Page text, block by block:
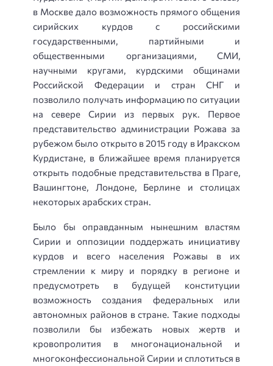
в Москве дало возможность прямого общения
сирийских курдов с российскими
государственными, партийными и
общественными организациями, СМИ,
научными кругами, курдскими общинами
Российской Федерации и стран СНГ и
позволило получать информацию по ситуации
на севере Сирии из первых рук. Первое
представительство администрации Рожава за
рубежом было открыто в 2015 году в Иракском
Курдистане, в ближайшее время планируется
открыть подобные представительства в Праге,
Вашингтоне, Лондоне, Берлине и столицах
некоторых арабских стран.
Было бы оправданным нынешним властям
Сирии и оппозиции поддержать инициативу
курдов и всего населения Рожавы в их
стремлении к миру и порядку в регионе и
предусмотреть в будущей конституции
возможность создания федеральных или
автономных районов в стране. Такие подходы
позволили бы избежать новых жертв и
кровопролития в многонациональной и
многоконфессиональной Сирии и сплотиться в